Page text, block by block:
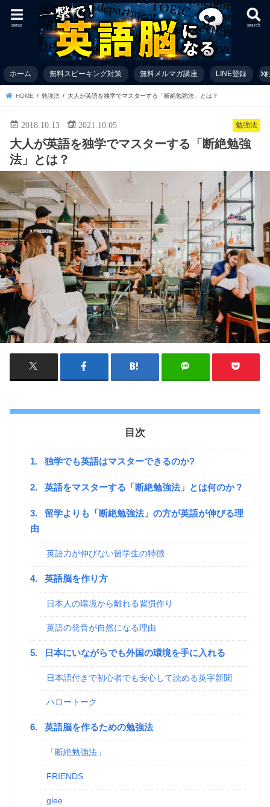
search
menu
ホーム 無料スピーキング対策 無料メルマガ講座 LINE登録
HOME 勉強法 大人が英語を独学でマスターする「断絶勉強法」とは？
勉強法
2018.10.13 2021.10.05
大人が英語を独学でマスターする「断絶勉強
法」とは？
目次
1. 独学でも英語はマスターできるのか?
2. 英語をマスターする「断絶勉強法」とは何のか？
3.
留学よりも「断絶勉強法」の方が英語が伸びる理
由
英語力が伸びない留学生の特徴
4. 英語脳を作り方
日本人の環境から離れる習慣作り
英語の発音が自然になる理由
5. 日本にいながらでも外国の環境を手に入れる
日本語付きで初心者でも安心して読める英字新聞
ハロートーク
6. 英語脳を作るための勉強法
「断絶勉強法」
FRIENDS
glee